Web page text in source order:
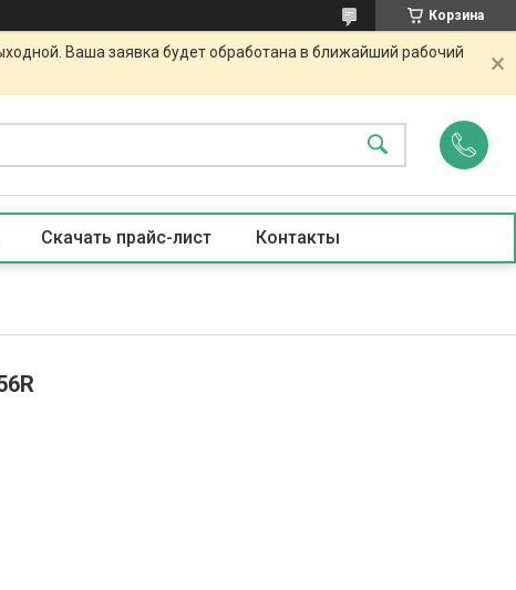
Корзина
Ваша заявка будет обработана в ближайший рабочий
Скачать прайс-лист Контакты